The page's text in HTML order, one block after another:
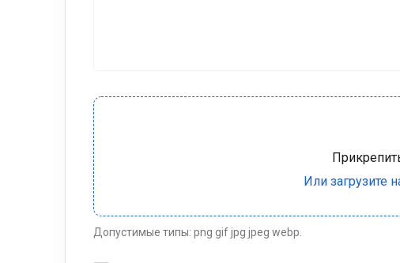
Допустимые типы: png gif jpg jpeg webp.